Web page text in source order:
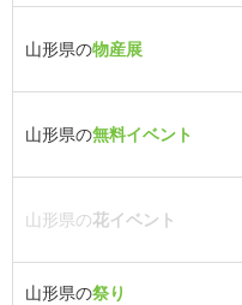
山形県の物産展
山形県の無料イベント
山形県の花イベント
山形県の祭り